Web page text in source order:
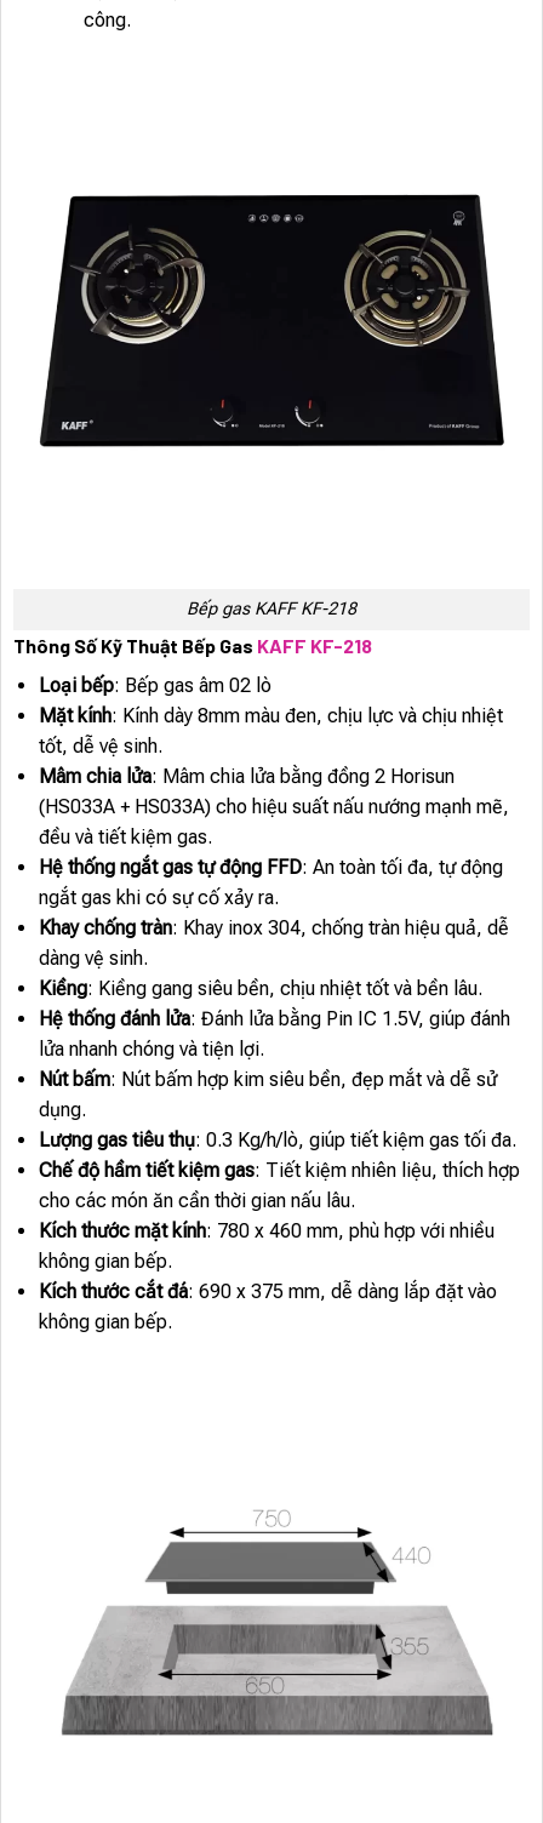
công.
Bếp gas KAFF KF-218
Thông Số Kỹ Thuật Bếp Gas KAFF KF-218
Loại bếp: Bếp gas âm 02 lò
Mặt kính: Kính dày 8mm màu đen, chịu lực và chịu nhiệt
tốt, dễ vệ sinh.
Mâm chia lửa: Mâm chia lửa bằng đồng 2 Horisun
(HS033A + HS033A) cho hiệu suất nấu nướng mạnh mẽ,
đều và tiết kiệm gas.
Hệ thống ngắt gas tự động FFD: An toàn tối đa, tự động
ngắt gas khi có sự cố xảy ra.
Khay chống tràn: Khay inox 304, chống tràn hiệu quả, dễ
dàng vệ sinh.
Kiềng: Kiềng gang siêu bền, chịu nhiệt tốt và bền lâu.
Hệ thống đánh lửa: Đánh lửa bằng Pin IC 1.5V, giúp đánh
lửa nhanh chóng và tiện lợi.
Nút bấm: Nút bấm hợp kim siêu bền, đẹp mắt và dễ sử
dụng.
Lượng gas tiêu thụ: 0.3 Kg/h/lò, giúp tiết kiệm gas tối đa.
Chế độ hầm tiết kiệm gas: Tiết kiệm nhiên liệu, thích hợp
cho các món ăn cần thời gian nấu lâu.
Kích thước mặt kính: 780 x 460 mm, phù hợp với nhiều
không gian bếp.
Kích thước cắt đá: 690 x 375 mm, dễ dàng lắp đặt vào
không gian bếp.